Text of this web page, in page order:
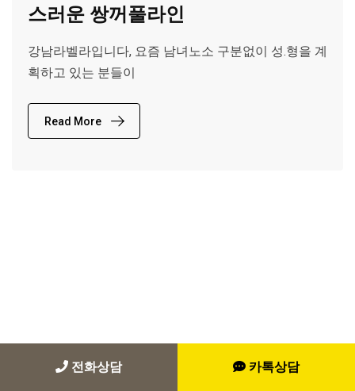
스러운 쌍꺼풀라인
강남라벨라입니다, 요즘 남녀노소 구분없이 성.형을 계
획하고 있는 분들이
Read More
카톡상담
전화상담